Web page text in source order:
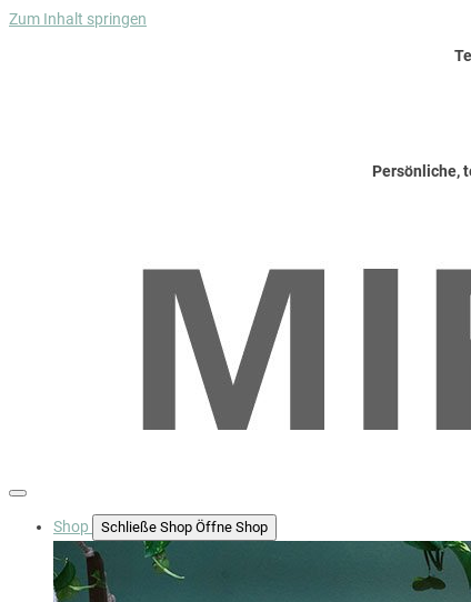
Zum Inhalt springen
Persönliche,
Shop Schließe Shop Öffne Shop